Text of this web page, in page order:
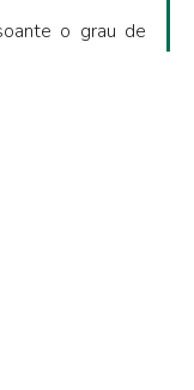
o grau de